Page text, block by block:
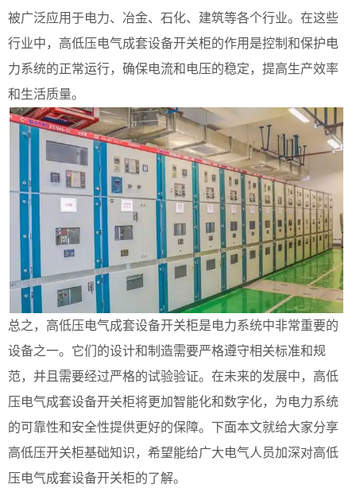
被广泛应用于电力、冶金、石化、建筑等各个行业。在这些
行业中，高低压电气成套设备开关柜的作用是控制和保护电
力系统的正常运行，确保电流和电压的稳定，提高生产效率
和生活质量。
总之，高低压电气成套设备开关柜是电力系统中非常重要的
设备之一。它们的设计和制造需要严格遵守相关标准和规
范，并且需要经过严格的试验验证。在未来的发展中，高低
压电气成套设备开关柜将更加智能化和数字化，为电力系统
的可靠性和安全性提供更好的保障。下面本文就给大家分享
高低压开关柜基础知识，希望能给广大电气人员加深对高低
压电气成套设备开关柜的了解。